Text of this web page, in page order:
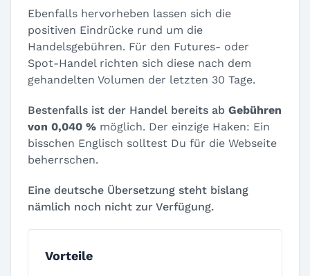
Ebenfalls hervorheben lassen sich die
positiven Eindrücke rund um die
Handelsgebühren. Für den Futures- oder
Spot-Handel richten sich diese nach dem
gehandelten Volumen der letzten 30 Tage.
Bestenfalls ist der Handel bereits ab Gebühren
von 0,040 % möglich. Der einzige Haken: Ein
bisschen Englisch solltest Du für die Webseite
beherrschen.
Eine deutsche Übersetzung steht bislang
nämlich noch nicht zur Verfügung.
Vorteile